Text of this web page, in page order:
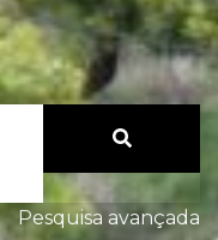
Pesquisa avançada